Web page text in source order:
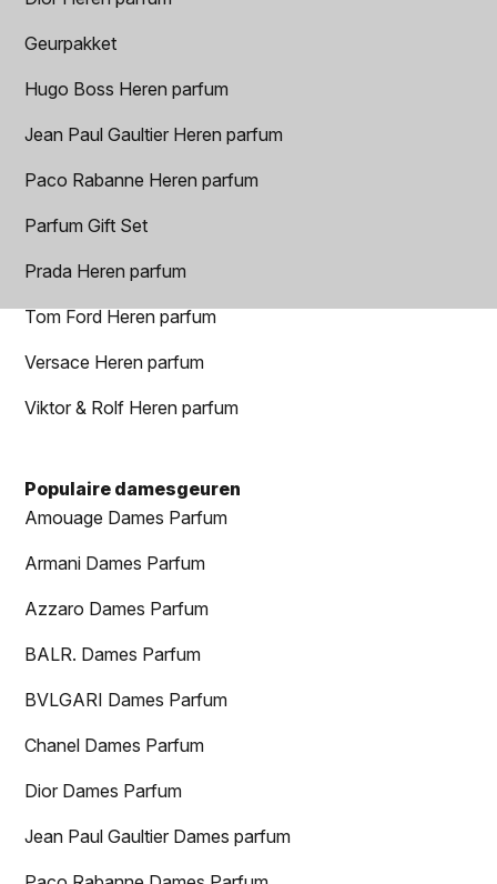
Geurpakket
Hugo Boss Heren parfum
Jean Paul Gaultier Heren parfum
Paco Rabanne Heren parfum
Parfum Gift Set
Prada Heren parfum
Tom Ford Heren parfum
Versace Heren parfum
Viktor & Rolf Heren parfum
Populaire damesgeuren
Amouage Dames Parfum
Armani Dames Parfum
Azzaro Dames Parfum
BALR. Dames Parfum
BVLGARI Dames Parfum
Chanel Dames Parfum
Dior Dames Parfum
Jean Paul Gaultier Dames parfum